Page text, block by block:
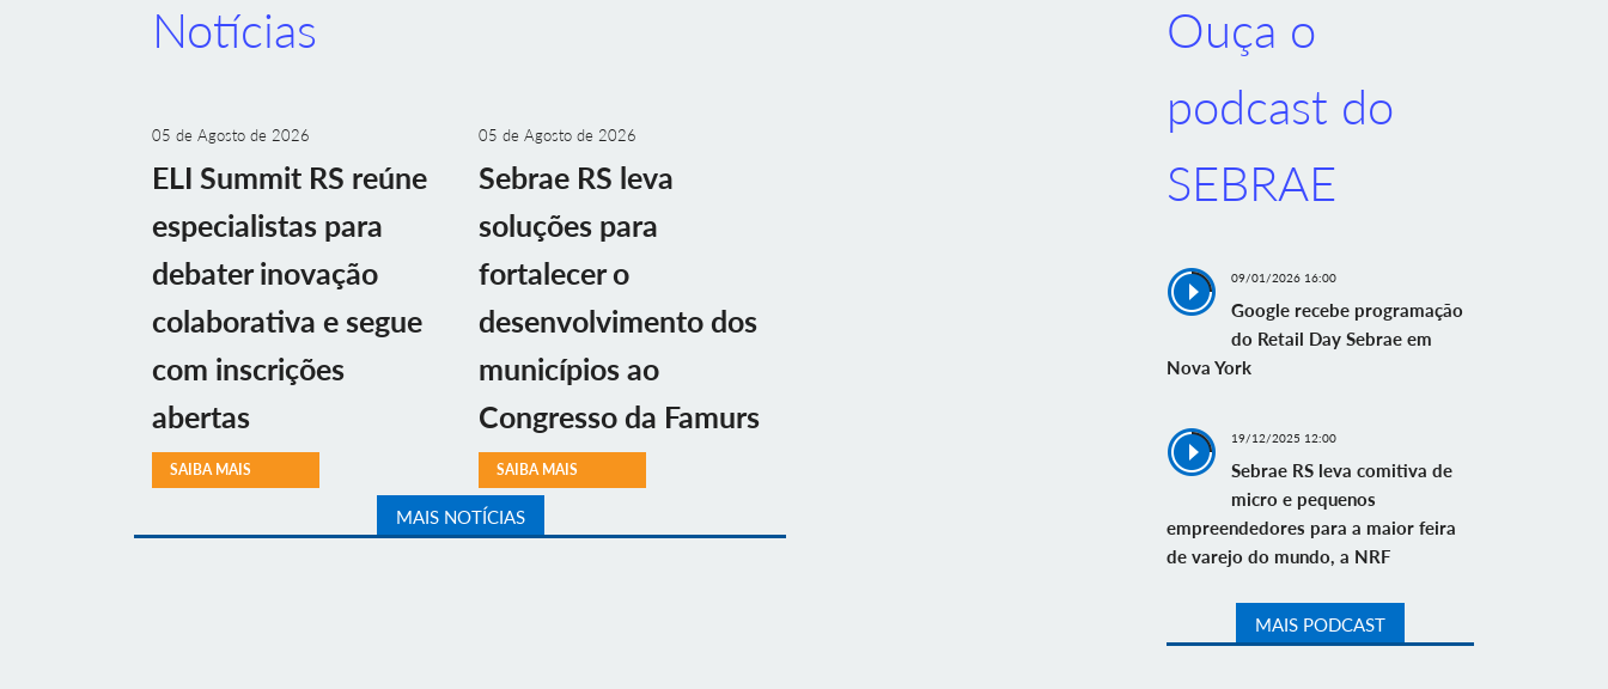
Notícias
05 de Agosto de 2026
ELI Summit RS reúne
especialistas para
debater inovação
colaborativa e segue
com inscrições
abertas
SAIBA MAIS
05 de Agosto de 2026
Sebrae RS leva
soluções para
fortalecer o
desenvolvimento dos
municípios ao
Congresso da Famurs
SAIBA MAIS
MAIS NOTÍCIAS
Ouça o
podcast do
SEBRAE
09/01/2026 16:00
Google recebe programação
do Retail Day Sebrae em
Nova York
19/12/2025 12:00
Sebrae RS leva comitiva de
micro e pequenos
empreendedores para a maior feira
de varejo do mundo, a NRF
MAIS PODCAST